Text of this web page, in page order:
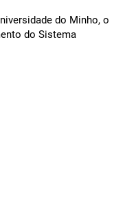
do Minho, o
do Sistema